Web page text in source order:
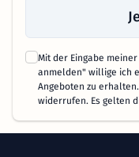
Mit der Eingabe
anmelden" willige ich
Angeboten zu
widerrufen. Es gelten